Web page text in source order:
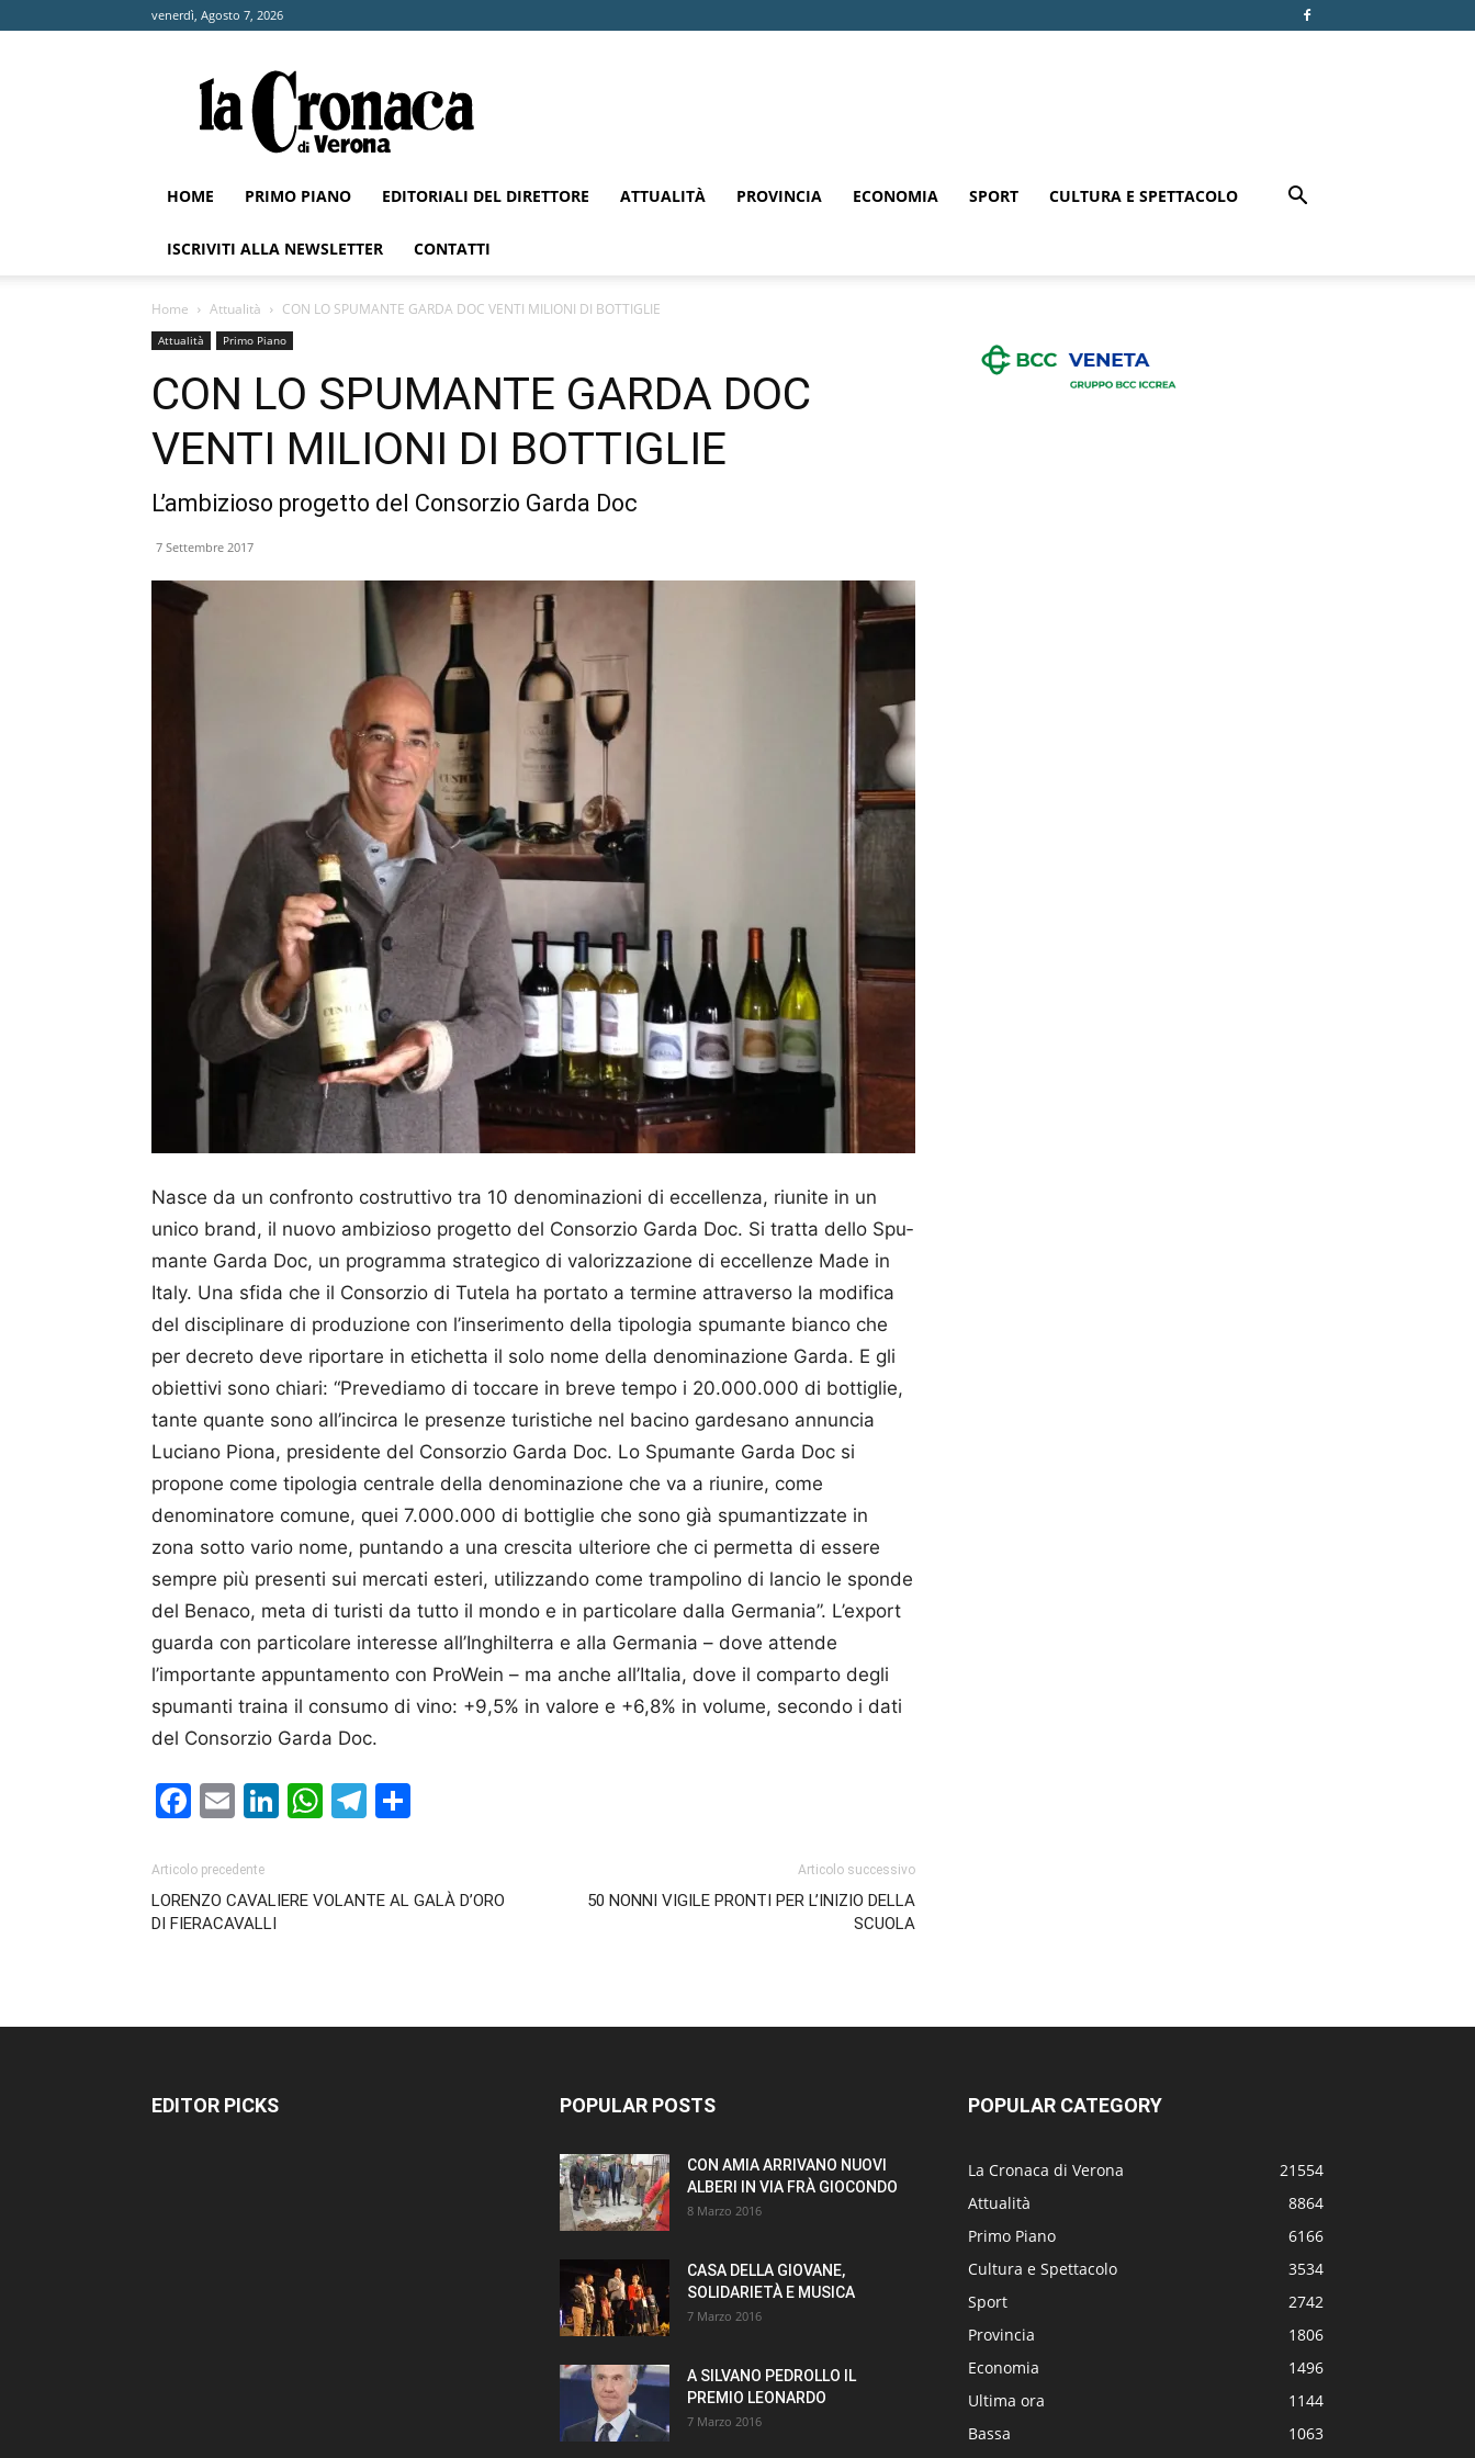
venerdì, Agosto 7, 2026
Cronaca
di
Verona
HOME PRIMO PIANO EDITORIALI DEL DIRETTORE ATTUALITÀ PROVINCIA ECONOMIA SPORT CULTURA E SPETTACOLO
ISCRIVITI ALLA NEWSLETTER CONTATTI
Home Attualità CON LO SPUMANTE GARDA DOC VENTI MILIONI DI BOTTIGLIE
Attualità Primo Piano
CON LO SPUMANTE GARDA DOC
VENTI MILIONI DI BOTTIGLIE
L’ambizioso progetto del Consorzio Garda Doc
7 Settembre 2017
Nasce da un confronto costruttivo tra 10 denominazioni di eccellenza, riunite in un
unico brand, il nuovo ambizioso progetto del Consorzio Garda Doc. Si tratta dello Spu­
mante Garda Doc, un programma strategico di valorizzazione di eccellenze Made in
Italy. Una sfida che il Consorzio di Tutela ha portato a termine attraverso la modifica
del disciplinare di produzione con l’inserimento della tipologia spumante bianco che
per decreto deve riportare in etichetta il solo nome della denominazione Garda. E gli
obiettivi sono chiari: “Prevediamo di toccare in breve tempo i 20.000.000 di bottiglie,
tante quante sono all’incirca le presenze turistiche nel bacino gardesano annuncia
Luciano Piona, presidente del Consorzio Garda Doc. Lo Spumante Garda Doc si
propone come tipologia centrale della denominazione che va a riunire, come
denominatore comune, quei 7.000.000 di bottiglie che sono già spumantizzate in
zona sotto vario nome, puntando a una crescita ulteriore che ci permetta di essere
sempre più presenti sui mercati esteri, utilizzando come trampolino di lancio le sponde
del Benaco, meta di turisti da tutto il mondo e in particolare dalla Germania”. L’export
guarda con particolare interesse all’Inghilterra e alla Germania – dove attende
l’importante appuntamento con ProWein – ma anche all’Italia, dove il comparto degli
spumanti traina il consumo di vino: +9,5% in valore e +6,8% in volume, secondo i dati
del Consorzio Garda Doc.
Facebook
EmailLinkedIn
WhatsApp
Telegram
Articolo precedente
LORENZO CAVALIERE VOLANTE AL GALÀ D’ORO
DI FIERACAVALLI
Articolo successivo
50 NONNI VIGILE PRONTI PER L’INIZIO DELLA
SCUOLA
EDITOR PICKS POPULAR POSTS
CON AMIA ARRIVANO NUOVI
ALBERI IN VIA FRÀ GIOCONDO
8 Marzo 2016
CASA DELLA GIOVANE,
SOLIDARIETÀ E MUSICA
7 Marzo 2016
A SILVANO PEDROLLO IL
PREMIO LEONARDO
7 Marzo 2016
POPULAR CATEGORY
La Cronaca di Verona
21554
Attualità
8864
Primo Piano
6166
Cultura e Spettacolo
3534
Sport
2742
Provincia
1806
Economia
1496
Ultima ora
1144
Bassa
1063